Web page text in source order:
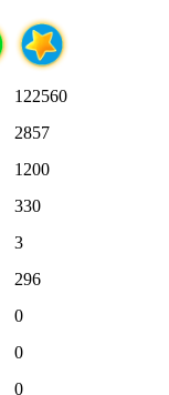
122560
2857
1200
330
3
296
0
0
0